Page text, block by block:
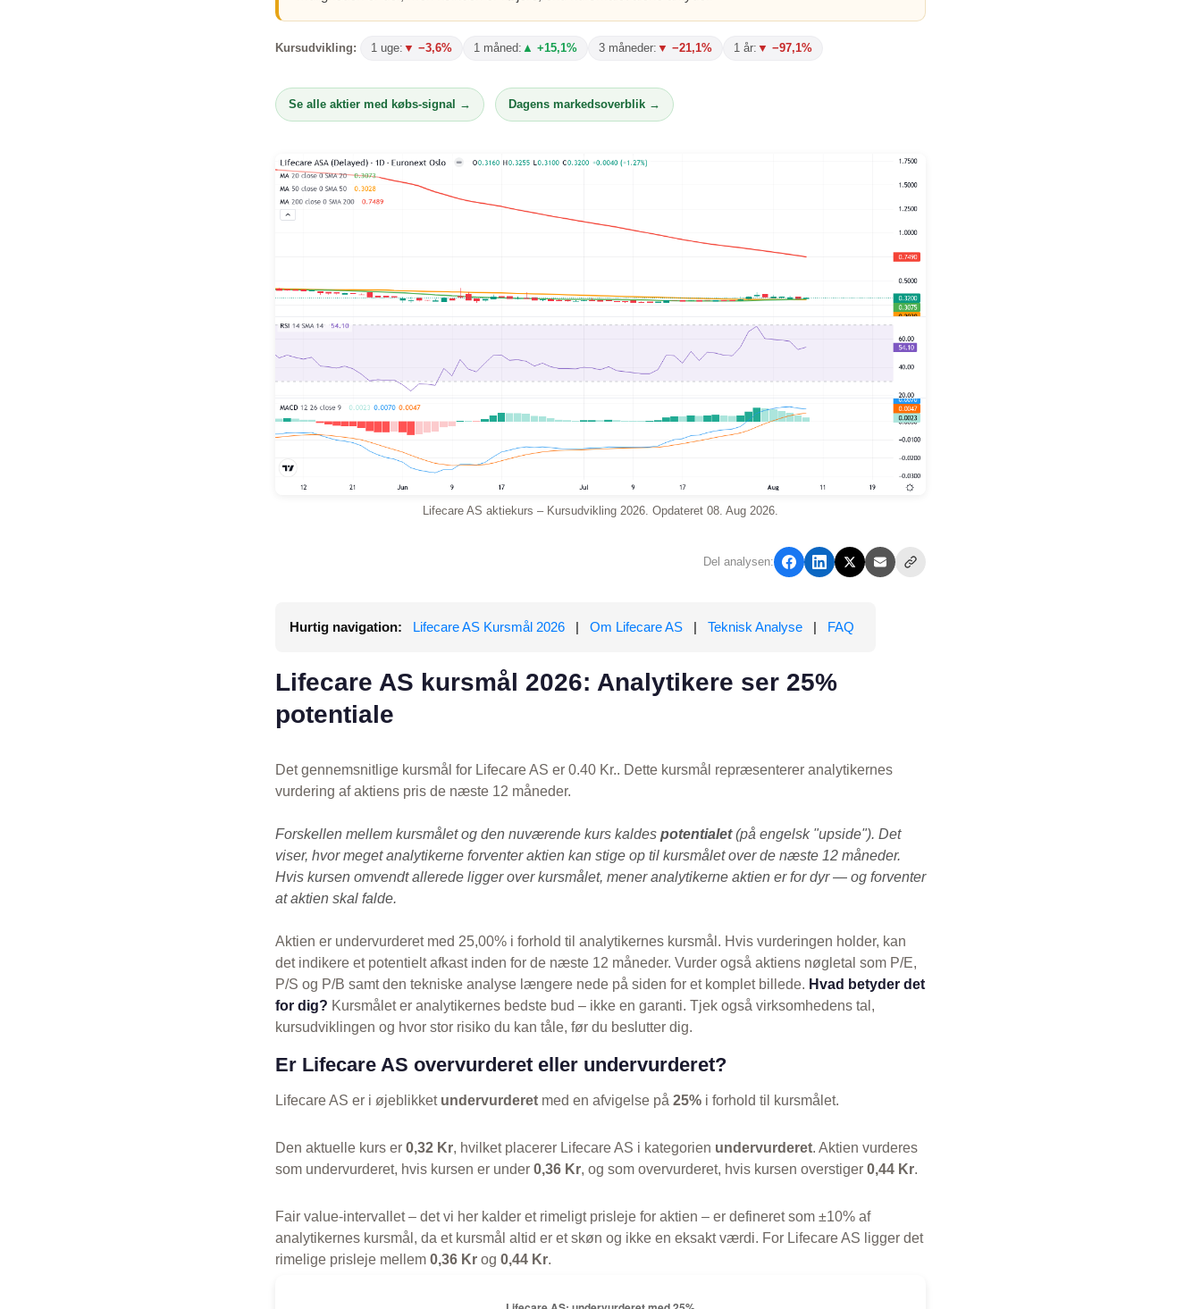
Kursudvikling: 1 uge: ▼ −3,6% 1 måned: ▲ +15,1% 3 måneder: ▼ −21,1% 1 år: ▼ −97,1%
Se alle aktier med købs-signal → Dagens markedsoverblik →
Lifecare AS aktiekurs – Kursudvikling 2026. Opdateret 08. Aug 2026.
Del analysen:
Hurtig navigation: Lifecare AS Kursmål 2026 | Om Lifecare AS | Teknisk Analyse | FAQ
Lifecare AS kursmål 2026: Analytikere ser 25%
potentiale
Det gennemsnitlige kursmål for Lifecare AS er 0.40 Kr.. Dette kursmål repræsenterer analytikernes
vurdering af aktiens pris de næste 12 måneder.
Forskellen mellem kursmålet og den nuværende kurs kaldes potentialet(på engelsk "upside"). Det
viser, hvor meget analytikerne forventer aktien kan stige op til kursmålet over de næste 12 måneder.
Hvis kursen omvendt allerede ligger over kursmålet, mener analytikerne aktien er for dyr — og forventer
at aktien skal falde.
Aktien er undervurderet med 25,00% i forhold til analytikernes kursmål. Hvis vurderingen holder, kan
det indikere et potentielt afkast inden for de næste 12 måneder. Vurder også aktiens nøgletal som P/E,
P/S og P/B samt den tekniske analyse længere nede på siden for et komplet billede. Hvad betyder det
for dig? Kursmålet er analytikernes bedste bud – ikke en garanti. Tjek også virksomhedens tal,
kursudviklingen og hvor stor risiko du kan tåle, før du beslutter dig.
Er Lifecare AS overvurderet eller undervurderet?
Lifecare AS er i øjeblikket undervurderet med en afvigelse på 25% i forhold til kursmålet.
Den aktuelle kurs er 0,32 Kr, hvilket placerer Lifecare AS i kategorien undervurderet. Aktien vurderes
som undervurderet, hvis kursen er under 0,36 Kr, og som overvurderet, hvis kursen overstiger 0,44 Kr.
Fair value-intervallet – det vi her kalder et rimeligt prisleje for aktien – er defineret som ±10% af
analytikernes kursmål, da et kursmål altid er et skøn og ikke en eksakt værdi. For Lifecare AS ligger det
rimelige prisleje mellem 0,36 Kr og 0,44 Kr.